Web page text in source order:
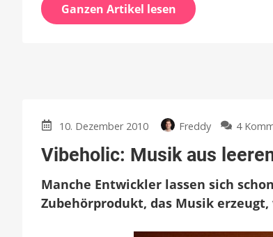
Ganzen Artikel lesen
10. Dezember 2010 Freddy 4
Vibeholic: Musik aus
Manche Entwickler lassen sich
Zubehörprodukt, das Musik